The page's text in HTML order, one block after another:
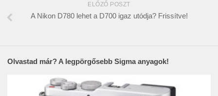
ELŐZŐ POSZT
A Nikon D780 lehet a D700 igaz utódja? Frissítve!
Olvastad már? A legpörgősebb Sigma anyagok!